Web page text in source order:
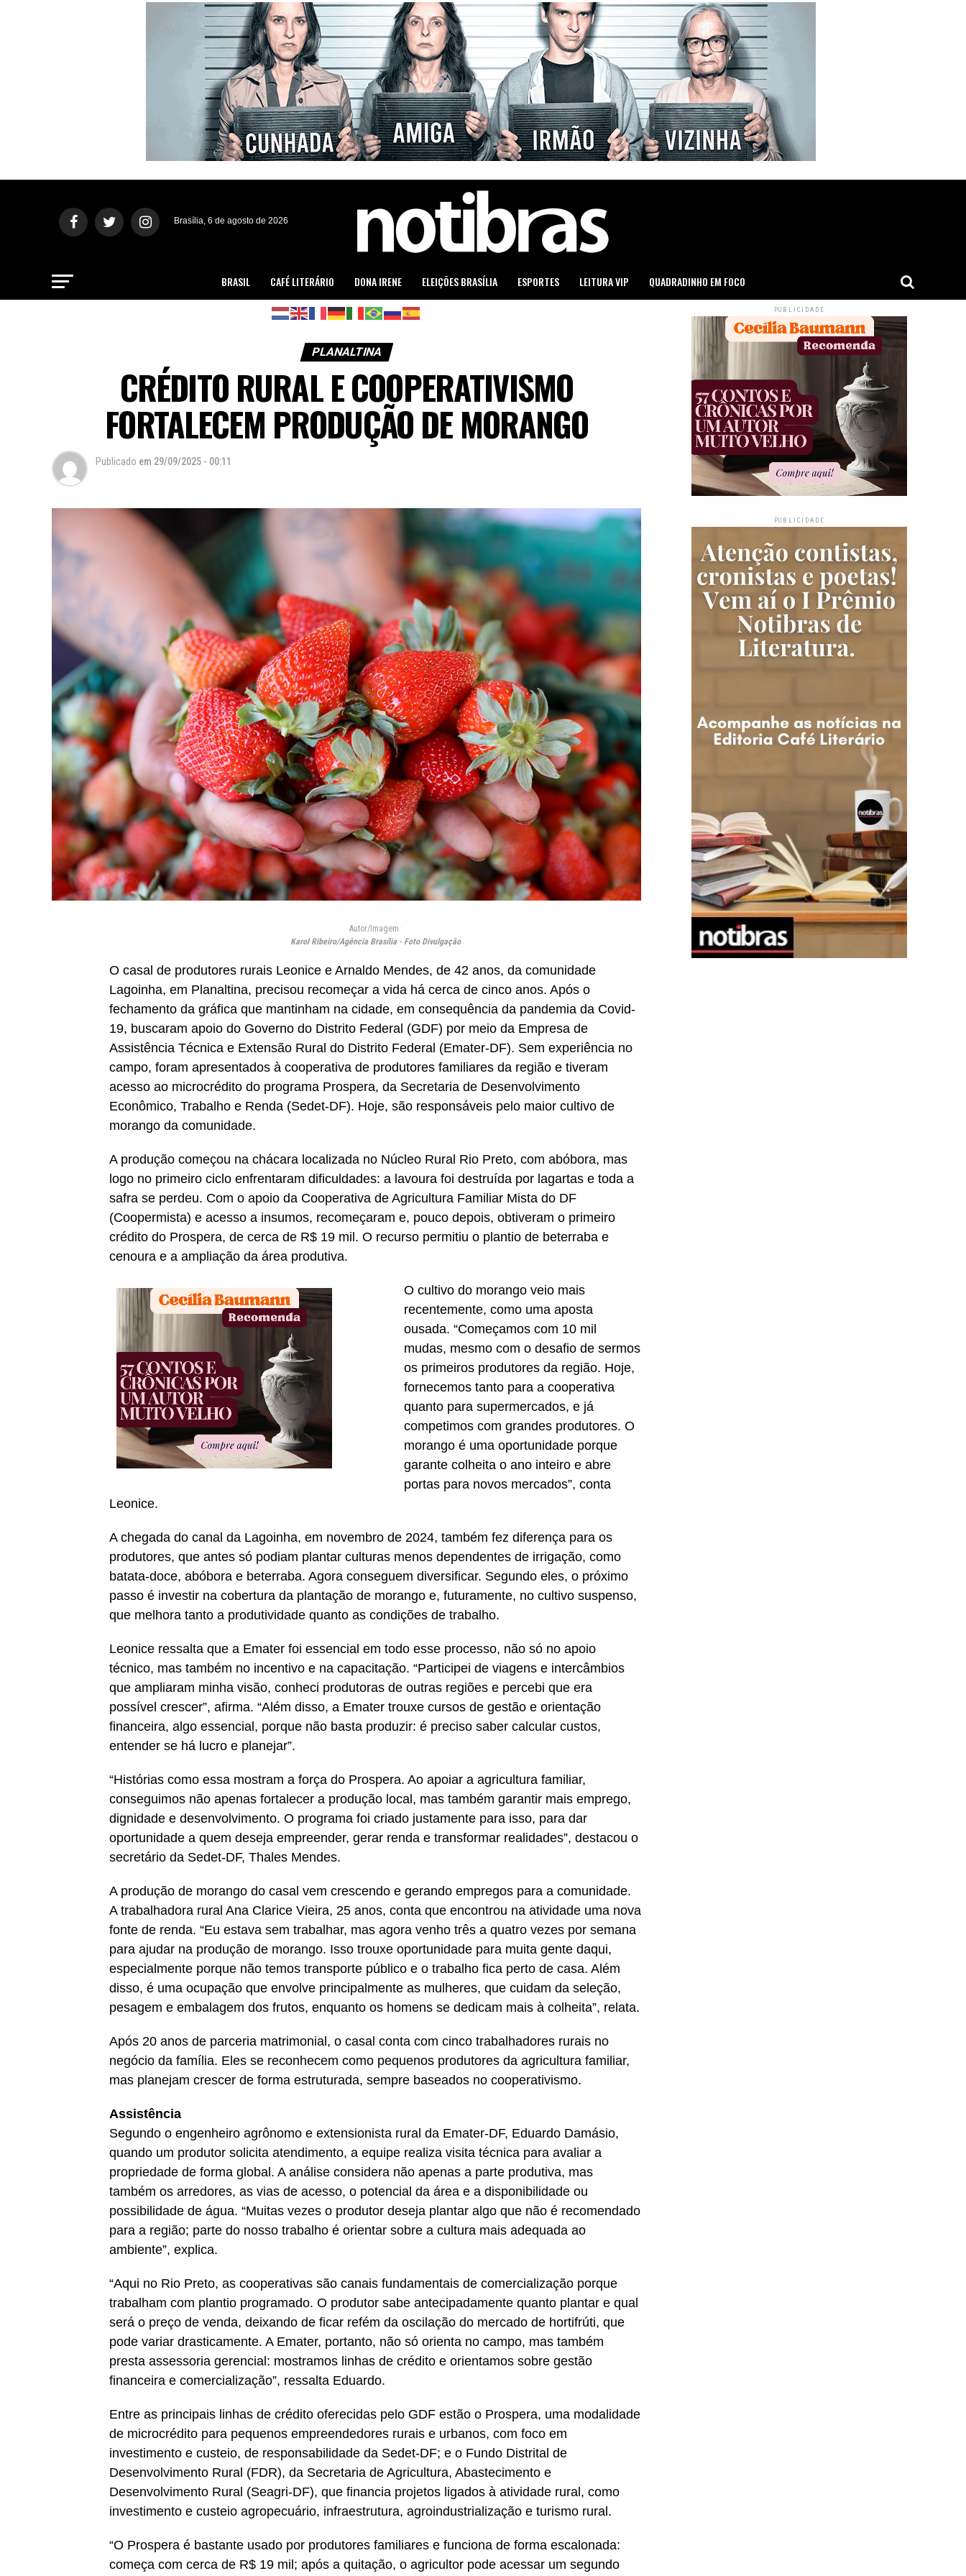
Brasília, 6 de agosto de 2026
BRASIL CAFÉ LITERÁRIO DONA IRENE ELEIÇÕES BRASÍLIA ESPORTES LEITURA VIP QUADRADINHO EM FOCO
PLANALTINA
CRÉDITO RURAL E COOPERATIVISMO
FORTALECEM PRODUÇÃO DE MORANGO
Publicado em 29/09/2025 - 00:11
Autor/Imagem:
Karol Ribeiro/Agência Brasília - Foto Divulgação
O casal de produtores rurais Leonice e Arnaldo Mendes, de 42 anos, da comunidade
Lagoinha, em Planaltina, precisou recomeçar a vida há cerca de cinco anos. Após o
fechamento da gráfica que mantinham na cidade, em consequência da pandemia da Covid-
19, buscaram apoio do Governo do Distrito Federal (GDF) por meio da Empresa de
Assistência Técnica e Extensão Rural do Distrito Federal (Emater-DF). Sem experiência no
campo, foram apresentados à cooperativa de produtores familiares da região e tiveram
acesso ao microcrédito do programa Prospera, da Secretaria de Desenvolvimento
Econômico, Trabalho e Renda (Sedet-DF). Hoje, são responsáveis pelo maior cultivo de
morango da comunidade.
A produção começou na chácara localizada no Núcleo Rural Rio Preto, com abóbora, mas
logo no primeiro ciclo enfrentaram dificuldades: a lavoura foi destruída por lagartas e toda a
safra se perdeu. Com o apoio da Cooperativa de Agricultura Familiar Mista do DF
(Coopermista) e acesso a insumos, recomeçaram e, pouco depois, obtiveram o primeiro
crédito do Prospera, de cerca de R$ 19 mil. O recurso permitiu o plantio de beterraba e
cenoura e a ampliação da área produtiva.
O cultivo do morango veio mais
recentemente, como uma aposta
ousada. “Começamos com 10 mil
mudas, mesmo com o desafio de sermos
os primeiros produtores da região. Hoje,
fornecemos tanto para a cooperativa
quanto para supermercados, e já
competimos com grandes produtores. O
morango é uma oportunidade porque
garante colheita o ano inteiro e abre
portas para novos mercados”, conta
Leonice.
A chegada do canal da Lagoinha, em novembro de 2024, também fez diferença para os
produtores, que antes só podiam plantar culturas menos dependentes de irrigação, como
batata-doce, abóbora e beterraba. Agora conseguem diversificar. Segundo eles, o próximo
passo é investir na cobertura da plantação de morango e, futuramente, no cultivo suspenso,
que melhora tanto a produtividade quanto as condições de trabalho.
Leonice ressalta que a Emater foi essencial em todo esse processo, não só no apoio
técnico, mas também no incentivo e na capacitação. “Participei de viagens e intercâmbios
que ampliaram minha visão, conheci produtoras de outras regiões e percebi que era
possível crescer”, afirma. “Além disso, a Emater trouxe cursos de gestão e orientação
financeira, algo essencial, porque não basta produzir: é preciso saber calcular custos,
entender se há lucro e planejar”.
“Histórias como essa mostram a força do Prospera. Ao apoiar a agricultura familiar,
conseguimos não apenas fortalecer a produção local, mas também garantir mais emprego,
dignidade e desenvolvimento. O programa foi criado justamente para isso, para dar
oportunidade a quem deseja empreender, gerar renda e transformar realidades”, destacou o
secretário da Sedet-DF, Thales Mendes.
A produção de morango do casal vem crescendo e gerando empregos para a comunidade.
A trabalhadora rural Ana Clarice Vieira, 25 anos, conta que encontrou na atividade uma nova
fonte de renda. “Eu estava sem trabalhar, mas agora venho três a quatro vezes por semana
para ajudar na produção de morango. Isso trouxe oportunidade para muita gente daqui,
especialmente porque não temos transporte público e o trabalho fica perto de casa. Além
disso, é uma ocupação que envolve principalmente as mulheres, que cuidam da seleção,
pesagem e embalagem dos frutos, enquanto os homens se dedicam mais à colheita”, relata.
Após 20 anos de parceria matrimonial, o casal conta com cinco trabalhadores rurais no
negócio da família. Eles se reconhecem como pequenos produtores da agricultura familiar,
mas planejam crescer de forma estruturada, sempre baseados no cooperativismo.
Assistência
Segundo o engenheiro agrônomo e extensionista rural da Emater-DF, Eduardo Damásio,
quando um produtor solicita atendimento, a equipe realiza visita técnica para avaliar a
propriedade de forma global. A análise considera não apenas a parte produtiva, mas
também os arredores, as vias de acesso, o potencial da área e a disponibilidade ou
possibilidade de água. “Muitas vezes o produtor deseja plantar algo que não é recomendado
para a região; parte do nosso trabalho é orientar sobre a cultura mais adequada ao
ambiente”, explica.
“Aqui no Rio Preto, as cooperativas são canais fundamentais de comercialização porque
trabalham com plantio programado. O produtor sabe antecipadamente quanto plantar e qual
será o preço de venda, deixando de ficar refém da oscilação do mercado de hortifrúti, que
pode variar drasticamente. A Emater, portanto, não só orienta no campo, mas também
presta assessoria gerencial: mostramos linhas de crédito e orientamos sobre gestão
financeira e comercialização”, ressalta Eduardo.
Entre as principais linhas de crédito oferecidas pelo GDF estão o Prospera, uma modalidade
de microcrédito para pequenos empreendedores rurais e urbanos, com foco em
investimento e custeio, de responsabilidade da Sedet-DF; e o Fundo Distrital de
Desenvolvimento Rural (FDR), da Secretaria de Agricultura, Abastecimento e
Desenvolvimento Rural (Seagri-DF), que financia projetos ligados à atividade rural, como
investimento e custeio agropecuário, infraestrutura, agroindustrialização e turismo rural.
“O Prospera é bastante usado por produtores familiares e funciona de forma escalonada:
começa com cerca de R$ 19 mil; após a quitação, o agricultor pode acessar um segundo
PUBLICIDADE
PUBLICIDADE